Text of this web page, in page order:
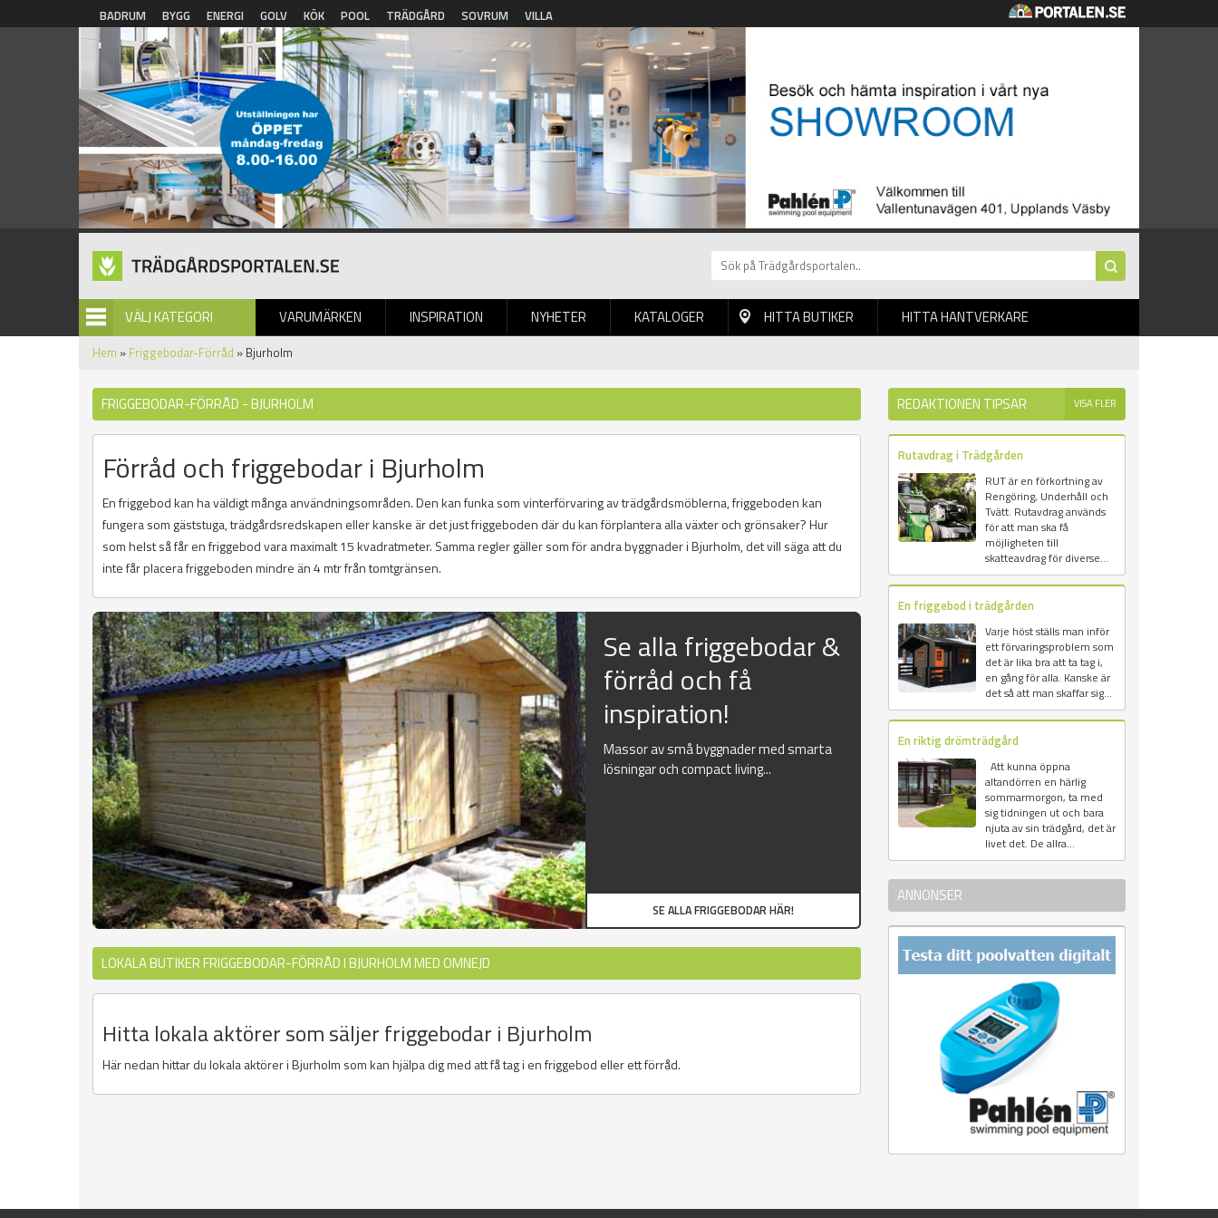
Hoppa till huvudinnehåll
BADRUM BYGG ENERGI GOLV KÖK POOL TRÄDGÅRD SOVRUM VILLA
VÄLJ KATEGORI VARUMÄRKEN INSPIRATION NYHETER
BILDGALLERI KATALOGER HITTA BUTIKER HITTA HANTVERKARE
Hem » Friggebodar-Förråd » Bjurholm
FRIGGEBODAR-FÖRRÅD - BJURHOLM
Förråd och friggebodar i Bjurholm
En friggebod kan ha väldigt många användningsområden. Den kan funka som vinterförvaring av trädgårdsmöblerna, friggeboden kan
fungera som gäststuga, trädgårdsredskapen eller kanske är det just friggeboden där du kan förplantera alla växter och grönsaker? Hur
som helst så får en friggebod vara maximalt 15 kvadratmeter. Samma regler gäller som för andra byggnader i Bjurholm, det vill säga att du
inte får placera friggeboden mindre än 4 mtr från tomtgränsen.
Se alla friggebodar &
förråd och få
inspiration!
Massor av små byggnader med smarta
lösningar och compact living...
SE ALLA FRIGGEBODAR HÄR!
LOKALA BUTIKER FRIGGEBODAR-FÖRRÅD I BJURHOLM MED OMNEJD
Hitta lokala aktörer som säljer friggebodar i Bjurholm
Här nedan hittar du lokala aktörer i Bjurholm som kan hjälpa dig med att få tag i en friggebod eller ett förråd.
REDAKTIONEN TIPSAR VISA FLER
Rutavdrag i Trädgården
RUT är en förkortning av
Rengöring, Underhåll och
Tvätt. Rutavdrag används
för att man ska få
möjligheten till
skatteavdrag för diverse...
En friggebod i trädgården
Varje höst ställs man inför
ett förvaringsproblem som
det är lika bra att ta tag i,
en gång för alla. Kanske är
det så att man skaffar sig...
En riktig drömträdgård
Att kunna öppna
altandörren en härlig
sommarmorgon, ta med
sig tidningen ut och bara
njuta av sin trädgård, det är
livet det. De allra...
ANNONSER